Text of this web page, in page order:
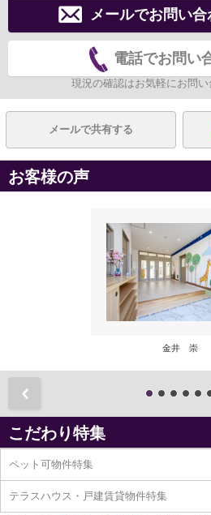
メールでお問い
電話でお問い
現況の確認はお気軽にお問い
メールで共有する
お客様の声
金井 崇
こだわり特集
ペット可物件特集
テラスハウス・戸建賃貸物件特集